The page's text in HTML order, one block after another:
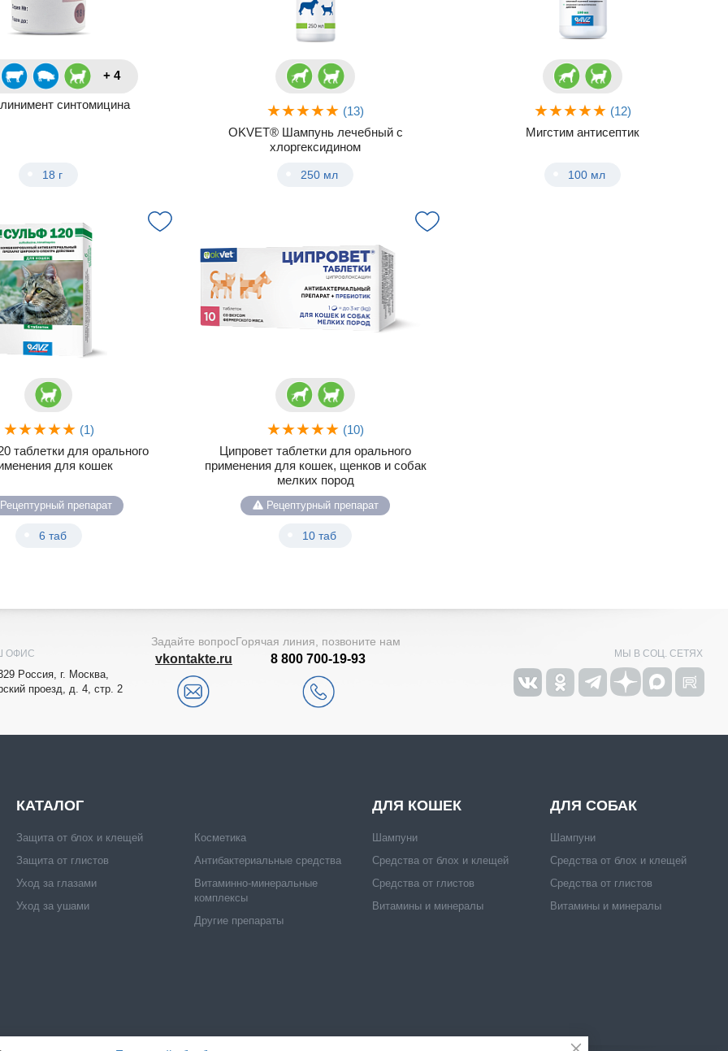
+ 4
синтомицина
18 г
(13)
OKVET® Шампунь лечебный с
хлоргексидином
250 мл
(12)
Мигстим антисептик
100 мл
(1)
таблетки для орального
для кошек
Рецептурный препарат
6 таб
(10)
Ципровет таблетки для орального
применения для кошек, щенков и собак
мелких пород
Рецептурный препарат
10 таб
ОФИС
Рoccия, г. Мocквa,
проезд, д. 4, стр. 2
Задайте вопрос
vkontakte.ru
Горячая линия, позвоните нам
8 800 700-19-93 МЫ В СОЦ. СЕТЯХ
КАТАЛОГ
Защита от блох и клещей
Защита от глистов
Уход за глазами
Уход за ушами
Косметика
Антибактериальные средства
Витаминно-минеральные
комплексы
Другие препараты
ДЛЯ КОШЕК
Шампуни
Средства от блох и клещей
Средства от глистов
Витамины и минералы
ДЛЯ СОБАК
Шампуни
Средства от блох и клещей
Средства от глистов
Витамины и минералы